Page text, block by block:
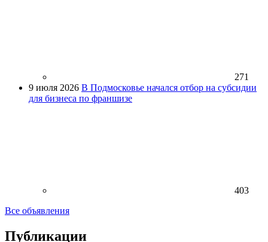
271
9 июля 2026 В Подмосковье начался отбор на субсидии
для бизнеса по франшизе
403
Все объявления
Публикации